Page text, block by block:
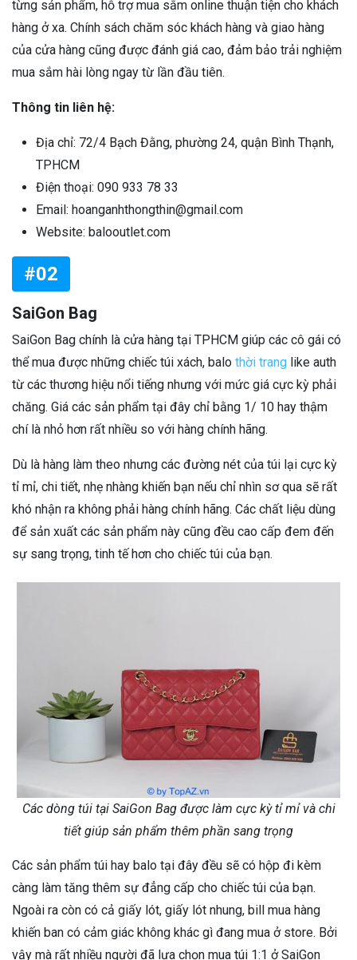
từng sản phẩm, hỗ trợ mua sắm online thuận tiện cho khách
hàng ở xa. Chính sách chăm sóc khách hàng và giao hàng
của cửa hàng cũng được đánh giá cao, đảm bảo trải nghiệm
mua sắm hài lòng ngay từ lần đầu tiên.
Thông tin liên hệ:
Địa chỉ: 72/4 Bạch Đằng, phường 24, quận Bình Thạnh,
TPHCM
Điện thoại: 090 933 78 33
Email: hoanganhthongthin@gmail.com
Website: balooutlet.com
#02
SaiGon Bag
SaiGon Bag chính là cửa hàng tại TPHCM giúp các cô gái có
thể mua được những chiếc túi xách, balo thời trang like auth
từ các thương hiệu nổi tiếng nhưng với mức giá cực kỳ phải
chăng. Giá các sản phẩm tại đây chỉ bằng 1/ 10 hay thậm
chí là nhỏ hơn rất nhiều so với hàng chính hãng.
Dù là hàng làm theo nhưng các đường nét của túi lại cực kỳ
tỉ mỉ, chi tiết, nhẹ nhàng khiến bạn nếu chỉ nhìn sơ qua sẽ rất
khó nhận ra không phải hàng chính hãng. Các chất liệu dùng
để sản xuất các sản phẩm này cũng đều cao cấp đem đến
sự sang trọng, tinh tế hơn cho chiếc túi của bạn.
Các dòng túi tại SaiGon Bag được làm cực kỳ tỉ mỉ và chi
tiết giúp sản phẩm thêm phần sang trọng
Các sản phẩm túi hay balo tại đây đều sẽ có hộp đi kèm
càng làm tăng thêm sự đẳng cấp cho chiếc túi của bạn.
Ngoài ra còn có cả giấy lót, giấy lót nhung, bill mua hàng
khiến ban có cảm giác không khác gì đang mua ở store. Bởi
vậy mà rất nhiều người đã lựa chọn mua túi 1:1 ở SaiGon